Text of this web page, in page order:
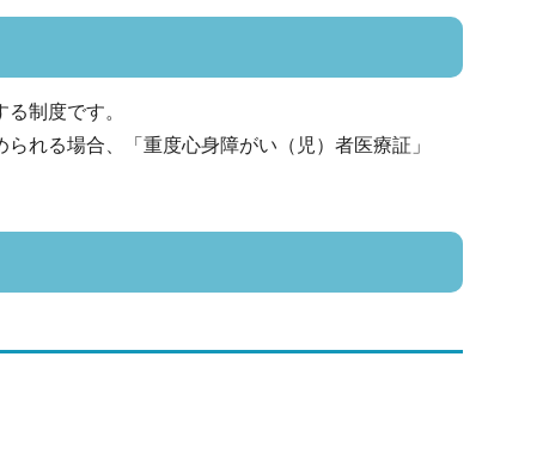
制度です。
れる場合、「重度心身障がい（児）者医療証」